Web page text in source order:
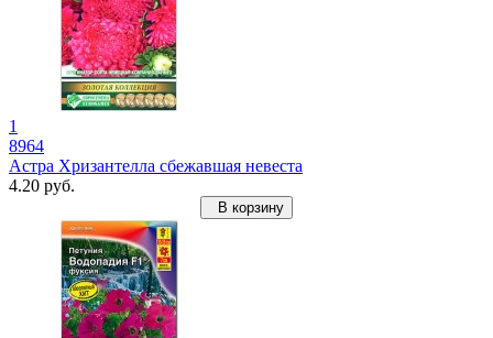
1
8964
Астра Хризантелла сбежавшая невеста
4.20 руб.
В корзину